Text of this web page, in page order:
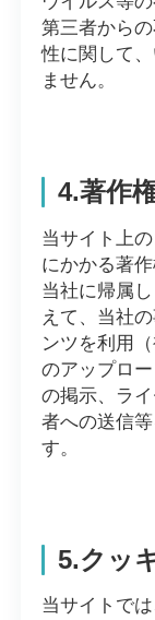
第三者から
性に関して
ません。
4.著作
当サイト上
にかかる著
当社に帰属
えて、当社
ンツを利用
のアップロ
の掲示、ラ
者への送信
す。
5.クッ
当サイトで